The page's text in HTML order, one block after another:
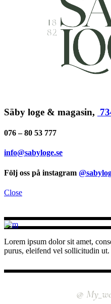
Säby loge & magasin,
076 – 80 53 777
info@sabyloge.se
Följ oss på instagram
Close
Lorem ipsum dolor sit amet,
purus, eleifend vel sollicitudin ut.
@